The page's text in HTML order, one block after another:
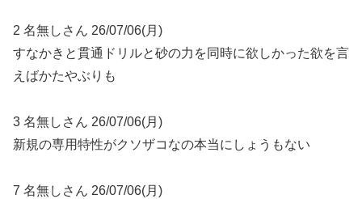
2 名無しさん 26/07/06(月)
すなかきと貫通ドリルと砂の力を同時に欲しかった欲を言
えばかたやぶりも
3 名無しさん 26/07/06(月)
新規の専用特性がクソザコなの本当にしょうもない
7 名無しさん 26/07/06(月)